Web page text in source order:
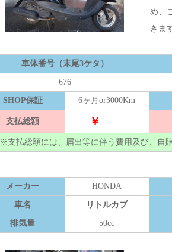
め、
きま
車体番号（末尾3ケタ）
676
SHOP保証 6ヶ月or3000Km
支払総額 ￥
※支払総額には、届出等に伴う費用及び、自
メーカー HONDA
車名 リトルカブ
排気量 50cc